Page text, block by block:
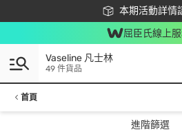
本期活動詳情
下載app最高回
屈臣氏線上
Vaseline 凡士林
49 件貨品
首頁
進階篩選